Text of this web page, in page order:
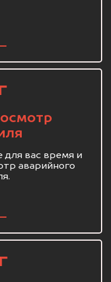
вас время и
аварийного